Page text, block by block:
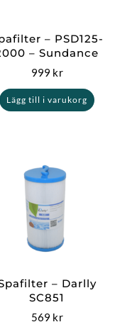
– PSD125-
– Sundance
999 kr
Lägg till i varukorg
– Darlly
SC851
569 kr